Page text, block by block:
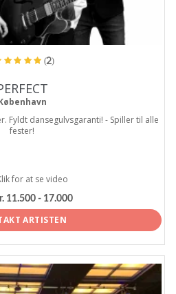
(2)
Fyldt dansegulvsgaranti! - Spiller til alle
fester!
for at se video
11.500 - 17.000
ARTISTEN